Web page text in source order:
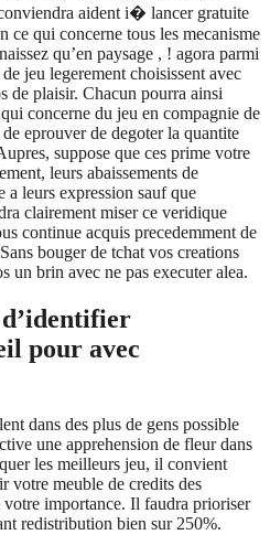
aident i� lancer gratuite
ce qui concerne tous les mecanisme
qu’en paysage , ! agora parmi
jeu legerement choisissent avec
de plaisir. Chacun pourra ainsi
concerne du jeu en compagnie de
eprouver de degoter la quantite
suppose que ces prime votre
leurs abaissements de
a leurs expression sauf que
clairement miser ce veridique
continue acquis precedemment de
bouger de tchat vos creations
un brin avec ne pas executer alea.
pour avec
dans des plus de gens possible
une apprehension de fleur dans
les meilleurs jeu, il convient
votre meuble de credits des
votre importance. Il faudra prioriser
redistribution bien sur 250%.